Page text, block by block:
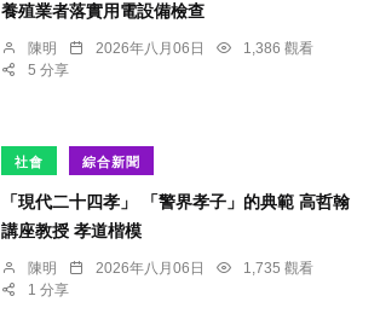
養殖業者落實用電設備檢查
陳明 2026年八月06日
1,386 觀看
5 分享
社會 綜合新聞
「現代二十四孝」 「警界孝子」的典範 高哲翰
講座教授 孝道楷模
陳明 2026年八月06日
1,735 觀看
1 分享